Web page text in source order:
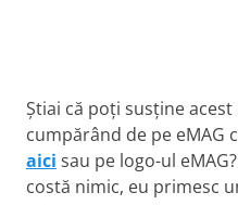
Știai că poți susține acest
cumpărând de pe eMAG
aici sau pe logo-ul
costă nimic, eu primesc